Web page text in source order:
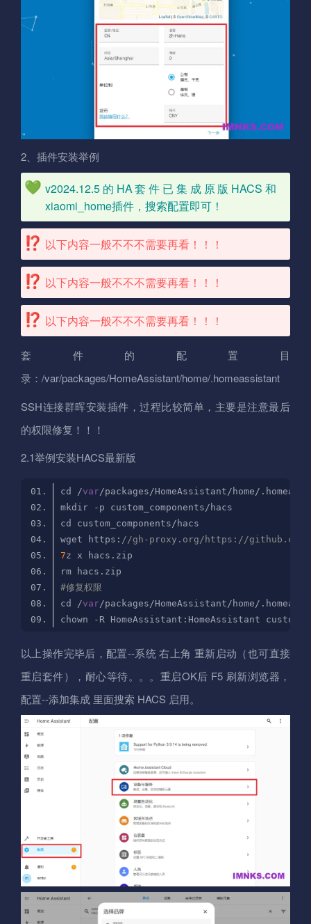
2、插件安装举例
v2024.12.5的HA套件已集成原版HACS和
xiaomi_home插件，搜索配置即可！
以下内容一般不不不需要再看！！！
以下内容一般不不不需要再看！！！
以下内容一般不不不需要再看！！！
套件的配置目
录：/var/packages/HomeAssistant/home/.homeassistant
SSH连接群晖安装插件，过程比较简单，主要是注意最后
的权限修复！！！
2.1举例安装HACS最新版
cd /var
wget https: //gh-proxy.org/https://
7
#修复权限
cd /var
以上操作完毕后，配置--系统 右上角 重新启动（也可直接
重启套件），耐心等待。。。重启OK后 F5 刷新浏览器，
配置--添加集成 里面搜索 HACS 启用。